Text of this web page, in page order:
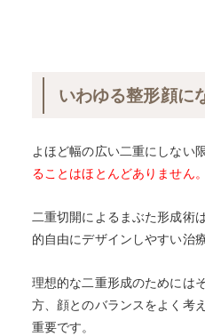
いわゆる整形顔に
よほど幅の広い二重にしない
ることはほとんどありません。
二重切開によるまぶた形成術
的自由にデザインしやすい治
理想的な二重形成のためには
方、顔とのバランスをよく考
重要です。